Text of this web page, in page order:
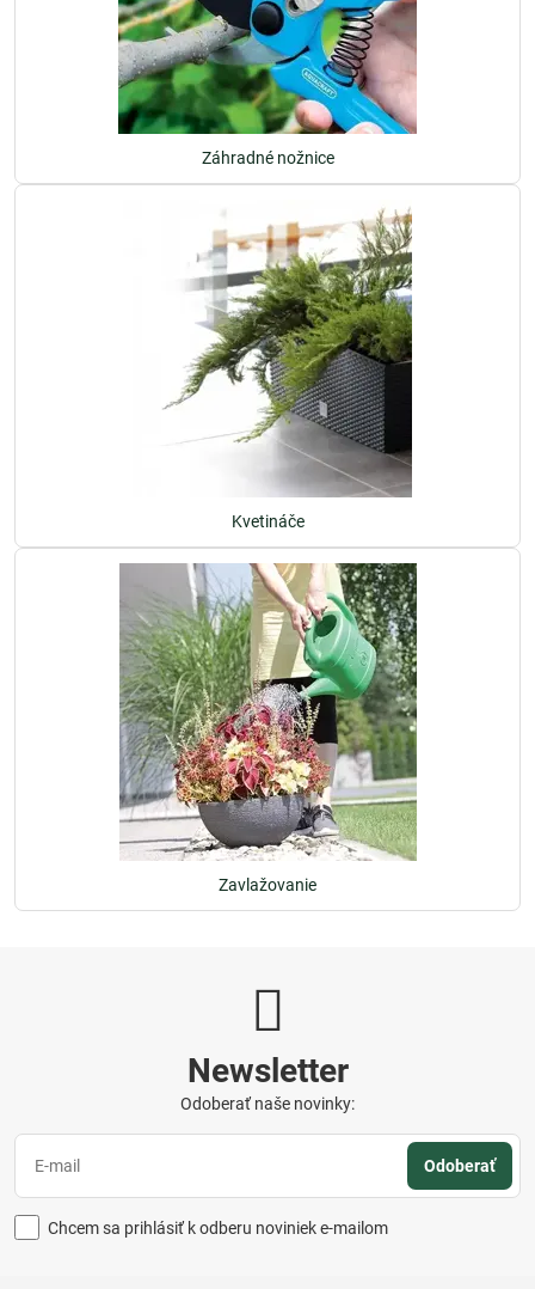
Záhradné nožnice
Kvetináče
Zavlažovanie
Newsletter
Odoberať naše novinky:
Odoberať
Chcem sa prihlásiť k odberu noviniek e-mailom